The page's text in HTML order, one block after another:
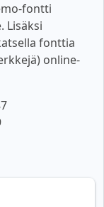
fontti
Lisäksi
fonttia
online-